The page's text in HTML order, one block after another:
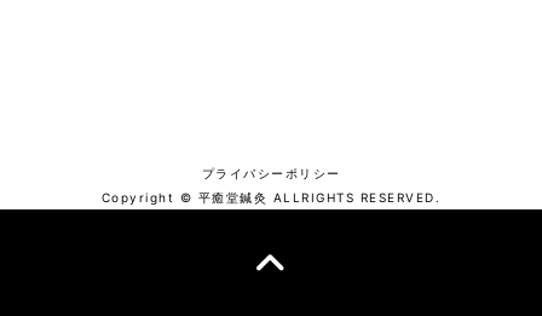
プライバシーポリシー
Copyright © 平癒堂鍼灸 ALLRIGHTS RESERVED.